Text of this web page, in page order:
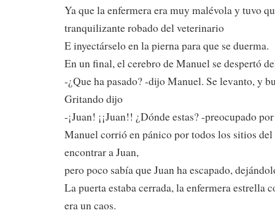
Ya que la enfermera era muy malévola y tuvo
tranquilizante robado del veterinario
E inyectárselo en la pierna para que se duerma.
En un final, el cerebro de Manuel se despertó
-¿Que ha pasado? -dijo Manuel. Se levanto, y
Gritando dijo
-¡Juan! ¡¡Juan!! ¿Dónde estas? -preocupado
Manuel corrió en pánico por todos los sitios
encontrar a Juan,
pero poco sabía que Juan ha escapado,
La puerta estaba cerrada, la enfermera estrella
era un caos.